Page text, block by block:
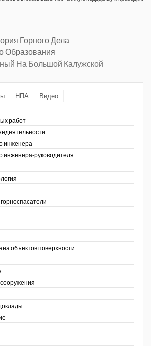
Горного Дела
Образования
На Большой Калужской
НПА Видео
работ
инженера
инженера-руководителя
объектов поверхности
Информационный бюллетень
атомному надзору
Информация и космос
Маркшейдерский вестник
Минеральные ресурсы России
Недропользование XXI век
Нефтегазовые технологии
Нефтегазовая вертикаль
Разведка и охрана недр
Стандарт качества